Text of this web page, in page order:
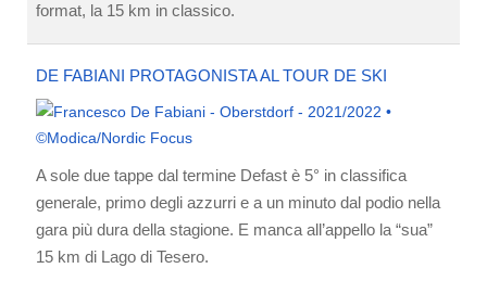
format, la 15 km in classico.
DE FABIANI PROTAGONISTA AL TOUR DE SKI
A sole due tappe dal termine Defast è 5° in classifica
generale, primo degli azzurri e a un minuto dal podio nella
gara più dura della stagione. E manca all’appello la “sua”
15 km di Lago di Tesero.